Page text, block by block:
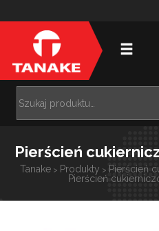
Pierścień
Tanake > Produkty > Pierścień
Pierścień